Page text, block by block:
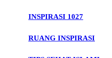
INSPIRASI 1027
RUANG INSPIRASI